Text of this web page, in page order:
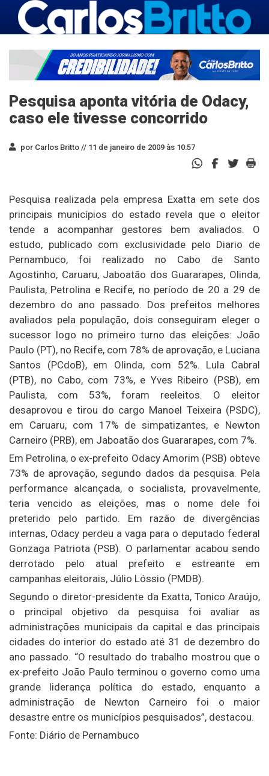
Pesquisa aponta vitória de Odacy,
caso ele tivesse concorrido
por Carlos Britto // 11 de janeiro de 2009 às 10:57
Pesquisa realizada pela empresa Exatta em sete dos
principais municípios do estado revela que o eleitor
tende a acompanhar gestores bem avaliados. O
estudo, publicado com exclusividade pelo Diario de
Pernambuco, foi realizado no Cabo de Santo
Agostinho, Caruaru, Jaboatão dos Guararapes, Olinda,
Paulista, Petrolina e Recife, no período de 20 a 29 de
dezembro do ano passado. Dos prefeitos melhores
avaliados pela população, dois conseguiram eleger o
sucessor logo no primeiro turno das eleições: João
Paulo (PT), no Recife, com 78% de aprovação, e Luciana
Santos (PCdoB), em Olinda, com 52%. Lula Cabral
(PTB), no Cabo, com 73%, e Yves Ribeiro (PSB), em
Paulista, com 53%, foram reeleitos. O eleitor
desaprovou e tirou do cargo Manoel Teixeira (PSDC),
em Caruaru, com 17% de simpatizantes, e Newton
Carneiro (PRB), em Jaboatão dos Guararapes, com 7%.
Em Petrolina, o ex-prefeito Odacy Amorim (PSB) obteve
73% de aprovação, segundo dados da pesquisa. Pela
performance alcançada, o socialista, provavelmente,
teria vencido as eleições, mas o nome dele foi
preterido pelo partido. Em razão de divergências
internas, Odacy perdeu a vaga para o deputado federal
Gonzaga Patriota (PSB). O parlamentar acabou sendo
derrotado pelo atual prefeito e estreante em
campanhas eleitorais, Júlio Lóssio (PMDB).
Segundo o diretor-presidente da Exatta, Tonico Araújo,
o principal objetivo da pesquisa foi avaliar as
administrações municipais da capital e das principais
cidades do interior do estado até 31 de dezembro do
ano passado. “O resultado do trabalho mostrou que o
ex-prefeito João Paulo terminou o governo como uma
grande liderança política do estado, enquanto a
administração de Newton Carneiro foi o maior
desastre entre os municípios pesquisados”, destacou.
Fonte: Diário de Pernambuco